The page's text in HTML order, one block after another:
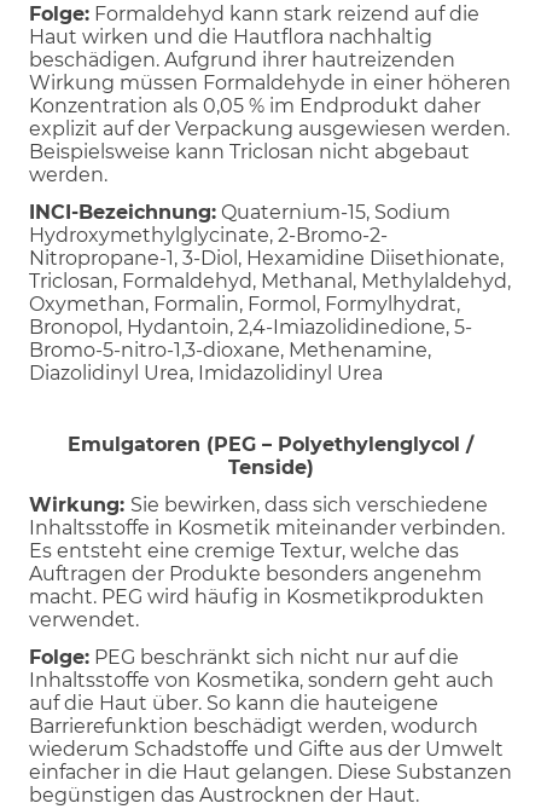
Folge: Formaldehyd kann stark reizend auf die
Haut wirken und die Hautflora nachhaltig
beschädigen. Aufgrund ihrer hautreizenden
Wirkung müssen Formaldehyde in einer höheren
Konzentration als 0,05 % im Endprodukt daher
explizit auf der Verpackung ausgewiesen werden.
Beispielsweise kann Triclosan nicht abgebaut
werden.
INCI-Bezeichnung: Quaternium-15, Sodium
Hydroxymethylglycinate, 2-Bromo-2-
Nitropropane-1, 3-Diol, Hexamidine Diisethionate,
Triclosan, Formaldehyd, Methanal, Methylaldehyd,
Oxymethan, Formalin, Formol, Formylhydrat,
Bronopol, Hydantoin, 2,4-Imiazolidinedione, 5-
Bromo-5-nitro-1,3-dioxane, Methenamine,
Diazolidinyl Urea, Imidazolidinyl Urea
Emulgatoren (PEG – Polyethylenglycol /
Tenside)
Wirkung: Sie bewirken, dass sich verschiedene
Inhaltsstoffe in Kosmetik miteinander verbinden.
Es entsteht eine cremige Textur, welche das
Auftragen der Produkte besonders angenehm
macht. PEG wird häufig in Kosmetikprodukten
verwendet.
Folge: PEG beschränkt sich nicht nur auf die
Inhaltsstoffe von Kosmetika, sondern geht auch
auf die Haut über. So kann die hauteigene
Barrierefunktion beschädigt werden, wodurch
wiederum Schadstoffe und Gifte aus der Umwelt
einfacher in die Haut gelangen. Diese Substanzen
begünstigen das Austrocknen der Haut.